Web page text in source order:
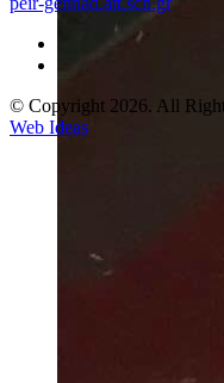
© Copyright 2026. All
Web Ideas